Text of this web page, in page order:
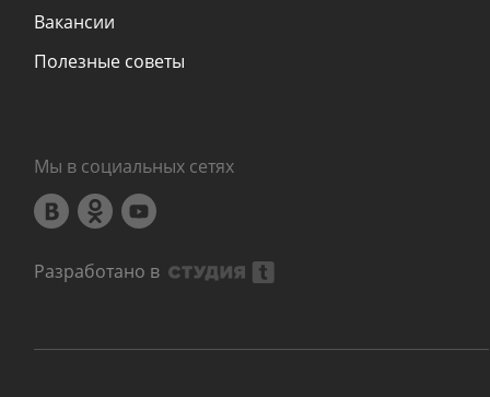
Вакансии
Полезные советы
Мы в социальных сетях
Разработано в